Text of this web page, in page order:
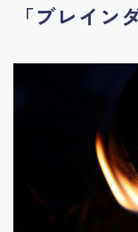
「ブレイン